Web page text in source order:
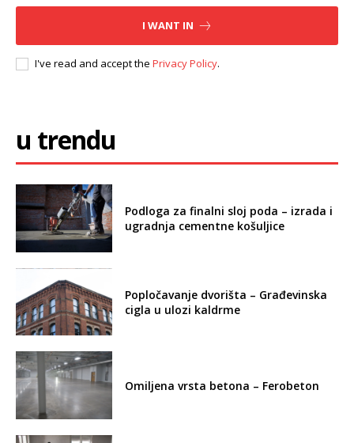
I WANT IN
I've read and accept the Privacy Policy.
u trendu
Podloga za finalni sloj poda – izrada i
ugradnja cementne košuljice
Popločavanje dvorišta – Građevinska
cigla u ulozi kaldrme
Omiljena vrsta betona – Ferobeton